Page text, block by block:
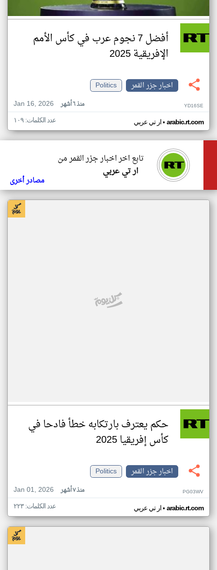
أفضل 7 نجوم عرب في كأس الأمم
الإفريقية 2025
اخبار جزر القمر
Politics
Jan 16, 2026
منذ ٦ أشهر YD16SE
ار تي عربي• arabic.rt.com عدد الكلمات: ١٠٩
تابع اخر اخبار جزر القمر من
ار تي عربي
مصادر أخرى
حكم يعترف بارتكابه خطأ فادحا في
كأس إفريقيا 2025
اخبار جزر القمر
Politics
Jan 01, 2026
منذ ٧ أشهر PG03WV
ار تي عربي• arabic.rt.com عدد الكلمات: ٢٢٣